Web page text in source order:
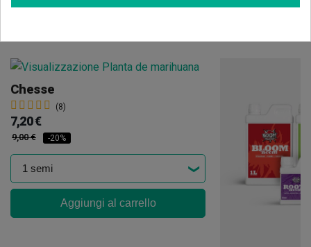
Chesse
(8)
7,20 €
9,00 € -20%
Aggiungi al carrello